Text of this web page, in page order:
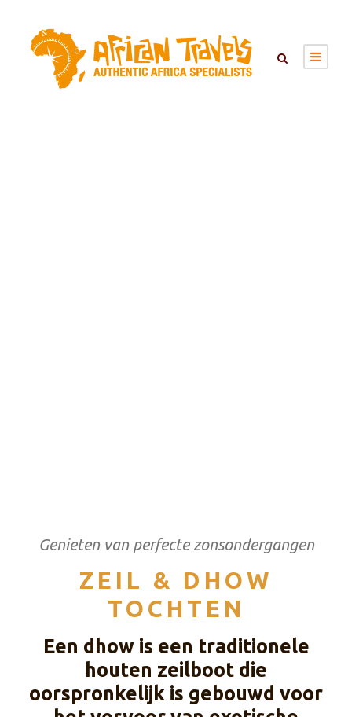
Genieten van perfecte zonsondergangen
ZEIL & DHOW
TOCHTEN
Een dhow is een traditionele
houten zeilboot die
oorspronkelijk is gebouwd voor